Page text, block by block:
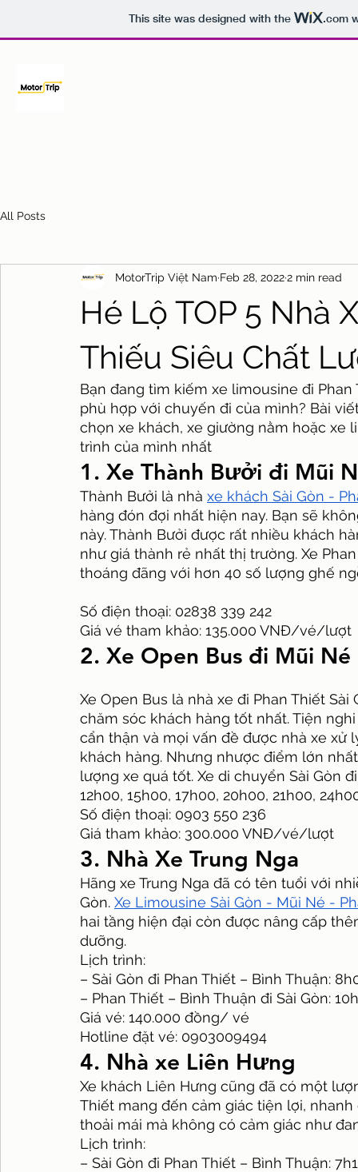
This site was designed with the .com
All Posts
Hé Lộ TOP 5 Nhà
Thiếu Siêu Chất
MotorTrip Việt Nam Feb 28, 20222 min read
Bạn đang tìm kiếm xe limousine đi
phù hợp với chuyến đi của mình? Bài
chọn xe khách, xe giường nằm hoặc
trình của mình nhất
1. Xe Thành Bưởi đi Mũi
Thành Bưởi là nhà xe khách Sài Gòn -
hàng đón đợi nhất hiện nay. Bạn sẽ
này. Thành Bưởi được rất nhiều khách
như giá thành rẻ nhất thị trường. Xe
thoáng đãng với hơn 40 số lượng ghế
Số điện thoại: 02838 339 242
Giá vé tham khảo: 135.000 VNĐ/vé/lượt
2. Xe Open Bus đi Mũi Né
Xe Open Bus là nhà xe đi Phan Thiết
chăm sóc khách hàng tốt nhất. Tiện
cẩn thận và mọi vấn đề được nhà xe
khách hàng. Nhưng nhược điểm lớn
lượng xe quá tốt. Xe di chuyển Sài Gòn
12h00, 15h00, 17h00, 20h00, 21h00,
Số điện thoại: 0903 550 236
Giá tham khảo: 300.000 VNĐ/vé/lượt
3. Nhà Xe Trung Nga
Hãng xe Trung Nga đã có tên tuổi với
Gòn. Xe Limousine Sài Gòn - Mũi Né -
hai tầng hiện đại còn được nâng cấp
dưỡng.
Lịch trình:
– Sài Gòn đi Phan Thiết – Bình Thuận:
– Phan Thiết – Bình Thuận đi Sài Gòn:
Giá vé: 140.000 đồng/ vé
Hotline đặt vé: 0903009494
4. Nhà xe Liên Hưng
Xe khách Liên Hưng cũng đã có một
Thiết mang đến cảm giác tiện lợi,
thoải mái mà không có cảm giác như
Lịch trình:
– Sài Gòn đi Phan Thiết – Bình Thuận: